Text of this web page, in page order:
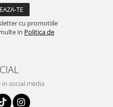
cu promotiile
in Politica de
social media